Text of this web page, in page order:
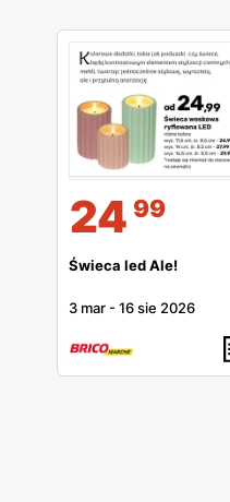
24 99
Świeca led Ale!
3 mar -16 sie 2026